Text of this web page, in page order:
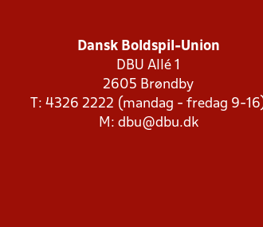
Dansk Boldspil-Union
DBU Allé 1
2605 Brøndby
T: 4326 2222 (mandag - fredag 9-
M: dbu@dbu.dk